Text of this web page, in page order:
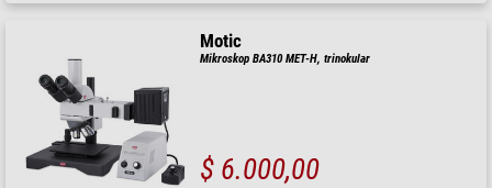
Motic
Mikroskop BA310 MET-H, trinokular
$ 6.000,00